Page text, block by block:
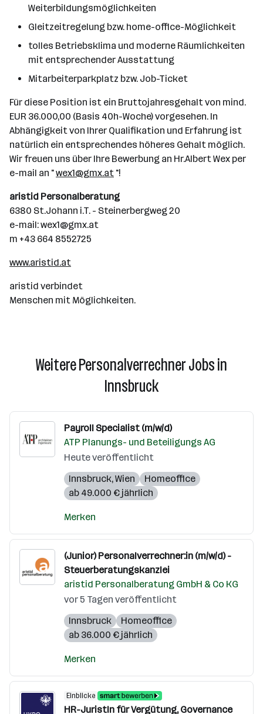
Weiterbildungsmöglichkeiten
Gleitzeitregelung bzw. home-office-Möglichkeit
tolles Betriebsklima und moderne Räumlichkeiten
mit entsprechender Ausstattung
Mitarbeiterparkplatz bzw. Job-Ticket
Für diese Position ist ein Bruttojahresgehalt von mind.
EUR 36.000,00 (Basis 40h-Woche) vorgesehen. In
Abhängigkeit von Ihrer Qualifikation und Erfahrung ist
natürlich ein entsprechendes höheres Gehalt möglich.
Wir freuen uns über Ihre Bewerbung an Hr.Albert Wex per
e-mail an "wex1@gmx.at "!
aristid Personalberatung
6380 St.Johann i.T. - Steinerbergweg 20
e-mail: wex1@gmx.at
m +43 664 8552725
www.aristid.at
aristid verbindet
Menschen mit Möglichkeiten.
Weitere Personalverrechner Jobs in
Innsbruck
Payroll Specialist (m/w/d)
ATP Planungs- und Beteiligungs AG
Heute veröffentlicht
Innsbruck,Wien
Homeoffice
ab 49.000 € jährlich
Merken
(Junior) Personalverrechner:in (m/w/d) -
Steuerberatungskanzlei
aristid Personalberatung GmbH & Co KG
vor 5 Tagen veröffentlicht
Innsbruck
Homeoffice
ab 36.000 € jährlich
Merken
Einblicke
HR-JuristIn für Vergütung, Governance